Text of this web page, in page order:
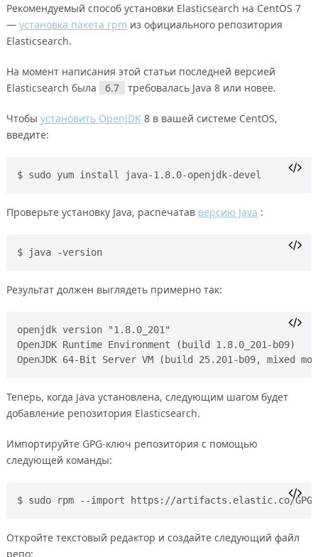
Рекомендуемый способ установки Elasticsearch на CentOS 7
— установка пакета rpm из официального репозитория
Elasticsearch.
На момент написания этой статьи последней версией
Elasticsearch была
6.7 требовалась Java 8 или новее.
Чтобы установить OpenJDK 8 в вашей системе CentOS,
введите:
sudo yum install java-1.8.0-openjdk-devel
Проверьте установку Java, распечатав версию Java :
java -version
Результат должен выглядеть примерно так:
openjdk version "1.8.0_201"
OpenJDK Runtime Environment (build 1.8.0_201-b09)
Теперь, когда Java установлена, следующим шагом будет
добавление репозитория Elasticsearch.
Импортируйте GPG-ключ репозитория с помощью
следующей команды:
sudo rpm --import https://artifacts.elastic.co/GPG-
Откройте текстовый редактор и создайте следующий файл
репо: